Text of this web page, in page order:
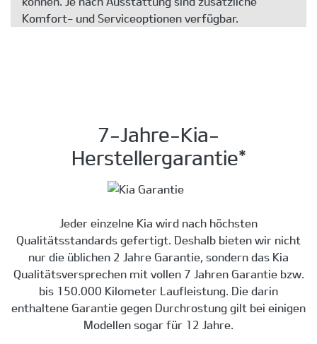
Komfort- und Serviceoptionen verfügbar.
7-Jahre-Kia-
Herstellergarantie*
Jeder einzelne Kia wird nach höchsten
Qualitätsstandards gefertigt. Deshalb bieten wir nicht
nur die üblichen 2 Jahre Garantie, sondern das Kia
Qualitätsversprechen mit vollen 7 Jahren Garantie bzw.
bis 150.000 Kilometer Laufleistung. Die darin
enthaltene Garantie gegen Durchrostung gilt bei einigen
Modellen sogar für 12 Jahre.